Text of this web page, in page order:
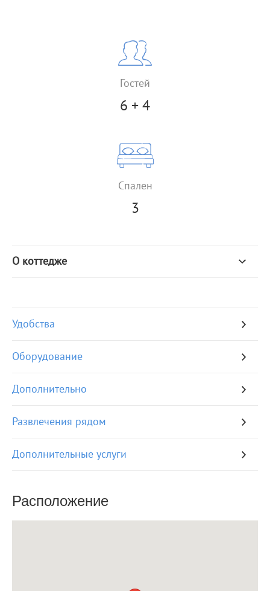
Гостей
6 + 4
Спален
3
О коттедже
Удобства
Оборудование
Дополнительно
Развлечения рядом
Дополнительные услуги
Расположение